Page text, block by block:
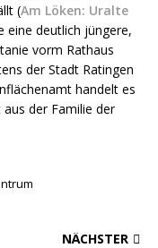
(Am Löken: Uralte
eine deutlich jüngere,
vorm Rathaus
der Stadt Ratingen
handelt es
der Familie der
NÄCHSTER